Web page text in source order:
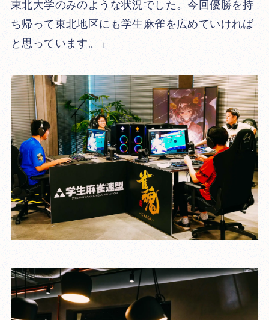
東北大学のみのような状況でした。今回優勝を持
ち帰って東北地区にも学生麻雀を広めていければ
と思っています。」